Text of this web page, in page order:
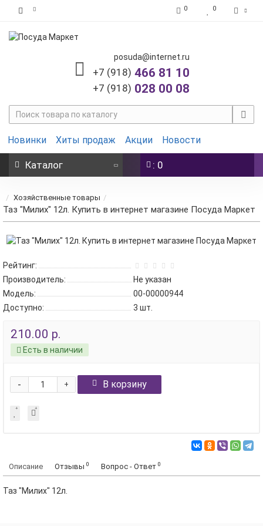
0 0
posuda@internet.ru
+7 (918) 466 81 10
+7 (918) 028 00 08
Новинки Хиты продаж Акции Новости
Каталог : 0
Хозяйственные товары
Таз "Милих" 12л. Купить в интернет магазине Посуда Маркет
Рейтинг:
Производитель:
Не указан
Модель:
00-00000944
Доступно:
3 шт.
210.00 р.
Есть в наличии
+
- В корзину
Описание Отзывы 0 Вопрос - Ответ 0
Таз "Милих" 12л.